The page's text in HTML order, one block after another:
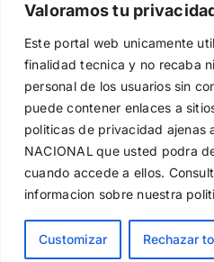
Valoramos tu
Este portal web unicamente
finalidad tecnica y no recaba
personal de los usuarios sin
puede contener enlaces a
politicas de privacidad ajenas
NACIONAL que usted podra
cuando accede a ellos.
informacion sobre nuestra
Customizar Rechazar
Copyright 2023 | Democracia
Warning: Undefined variable
/home/demopwcr/
mobile-sharebar/
el funcionamiento de la web,
nuestros servicios. Puede
rechazar las no necesarias o
Política de cookies
Aceptar